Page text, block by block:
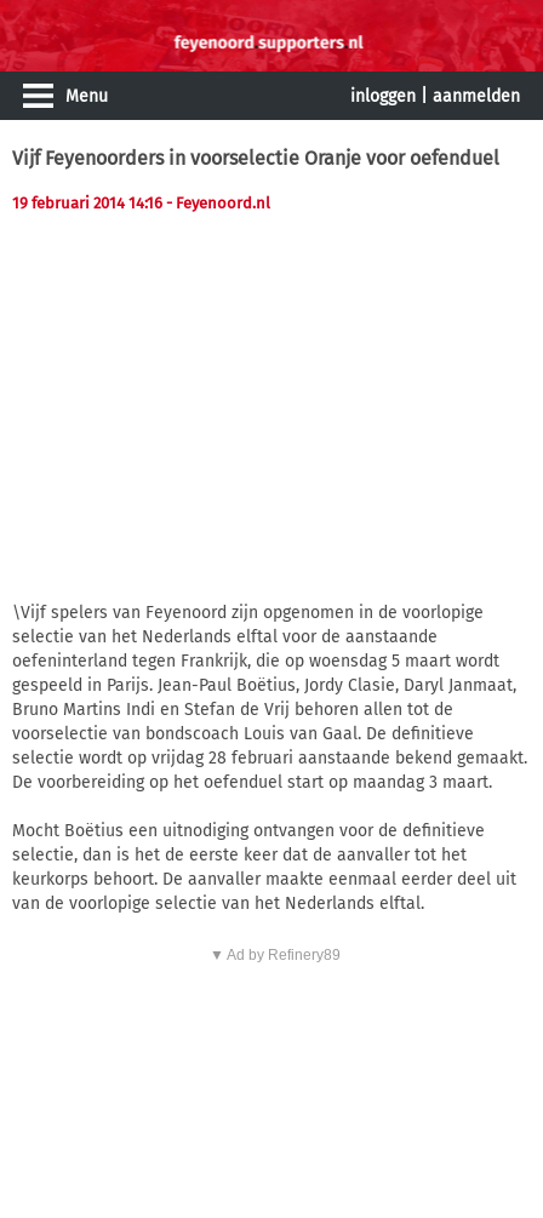
Menu inloggen aanmelden
Vijf Feyenoorders in voorselectie Oranje voor oefenduel
19 februari 2014 14:16 - Feyenoord.nl
\Vijf spelers van Feyenoord zijn opgenomen in de voorlopige
selectie van het Nederlands elftal voor de aanstaande
oefeninterland tegen Frankrijk, die op woensdag 5 maart wordt
gespeeld in Parijs. Jean-Paul Boëtius, Jordy Clasie, Daryl Janmaat,
Bruno Martins Indi en Stefan de Vrij behoren allen tot de
voorselectie van bondscoach Louis van Gaal. De definitieve
selectie wordt op vrijdag 28 februari aanstaande bekend gemaakt.
De voorbereiding op het oefenduel start op maandag 3 maart.
Mocht Boëtius een uitnodiging ontvangen voor de definitieve
selectie, dan is het de eerste keer dat de aanvaller tot het
keurkorps behoort. De aanvaller maakte eenmaal eerder deel uit
van de voorlopige selectie van het Nederlands elftal.
▼ Ad by Refinery89